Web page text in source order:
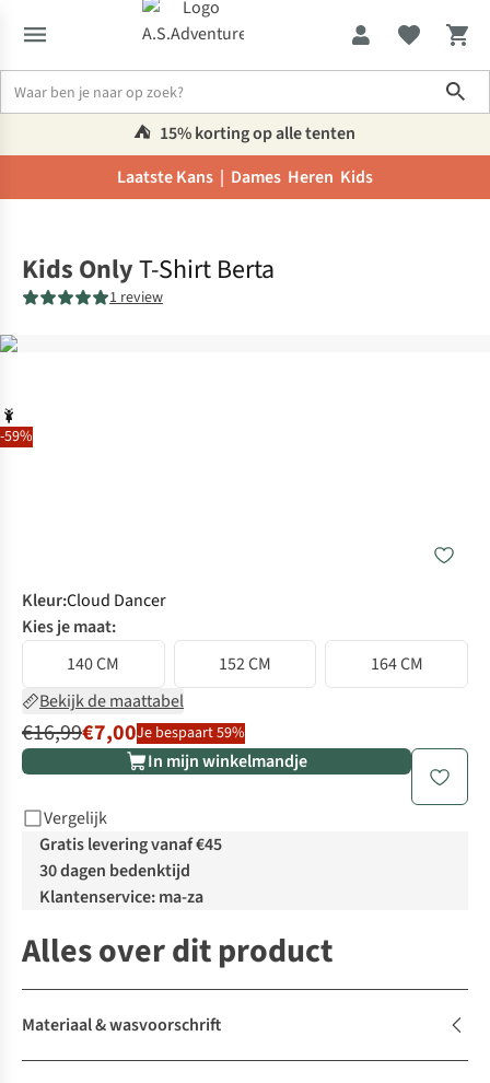
⛺️ 15% korting op alle tenten
Laatste Kans | Dames Heren Kids
-59%
Kids OnlyT-Shirt Berta
1 review
Kleur:Cloud Dancer
Kies je maat:
140 CM
152 CM
164 CM
Bekijk de maattabel
€16,99€7,00Je bespaart 59%
In mijn winkelmandje
Vergelijk
Gratis levering vanaf €45
30 dagen bedenktijd
Klantenservice: ma-za
Alles over dit product
Materiaal & wasvoorschrift